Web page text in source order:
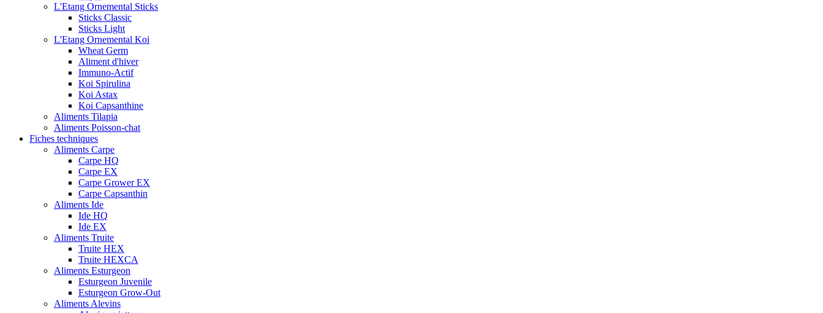
L'Etang Ornemental Sticks
Sticks Classic
Sticks Light
L'Etang Ornemental Koi
Wheat Germ
Aliment d'hiver
Immuno-Actif
Koi Spirulina
Koi Astax
Koi Capsanthine
Aliments Tilapia
Aliments Poisson-chat
Fiches techniques
Aliments Carpe
Carpe HQ
Carpe EX
Carpe Grower EX
Carpe Capsanthin
Aliments Ide
Ide HQ
Ide EX
Aliments Truite
Truite HEX
Truite HEXCA
Aliments Esturgeon
Esturgeon Juvenile
Esturgeon Grow-Out
Aliments Alevins